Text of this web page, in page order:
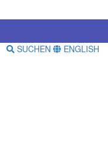
SUCHEN ENGLISH